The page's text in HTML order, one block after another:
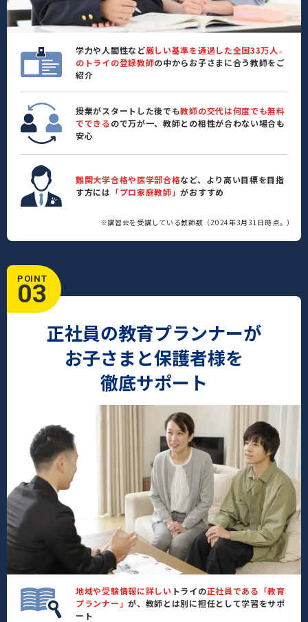
学力や人間性など厳しい基準を通過した全国33万人 ※
のトライの登録教師の中からお子さまに合う教師をご
紹介
授業がスタートした後でも教師の交代は何度でも無料
でできるので万が一、教師との相性が合わない場合も
安心
難関大学合格や医学部合格など、より高い目標を目指
す方には 「プロ家庭教師」がおすすめ
※講習会を受講している教師数（2024年3月31日時点。）
POINT
03
正社員の教育プランナーが
お子さまと保護者様を
徹底サポート
地域や受験情報に詳しい トライの正社員である「教育
プランナー」が、教師とは別に担任として学習をサポ
ート